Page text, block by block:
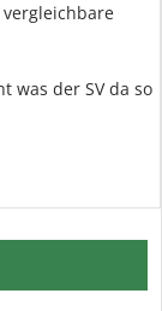
was der SV da so